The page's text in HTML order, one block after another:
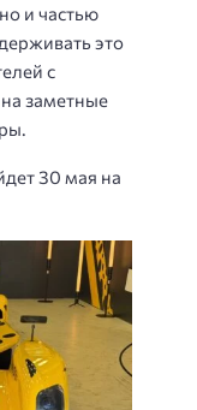
и частью
это
с
заметные
30 мая на